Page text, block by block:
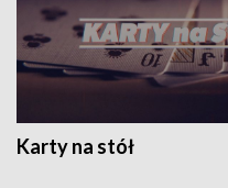
Karty na stół